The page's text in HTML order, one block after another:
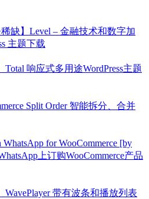
稀缺】Level – 金融技术和数字加
主题下载
Total 响应式多用途WordPress主题
Split Order 智能拆分、合并
WhatsApp for WooCommerce [by
上订购WooCommerce产品
WavePlayer 带有波条和播放列表